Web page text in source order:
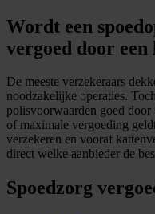
Wordt een
vergoed door
De meeste verzekeraars
noodzakelijke operaties.
polisvoorwaarden goed door
of maximale vergoeding
verzekeren en vooraf
direct welke aanbieder de
Spoedzorg